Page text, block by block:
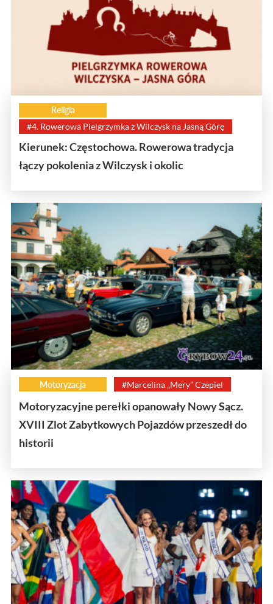
Religia
#4. Rowerowa Pielgrzymka z Wilczysk na Jasną Górę
Kierunek: Częstochowa. Rowerowa tradycja
łączy pokolenia z Wilczysk i okolic
Motoryzacja #Marcelina „Mery” Czepiel
Motoryzacyjne perełki opanowały Nowy Sącz.
XVIII Zlot Zabytkowych Pojazdów przeszedł do
historii